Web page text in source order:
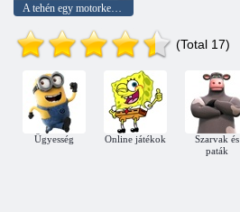
A tehén egy motorkerékpár
(Total 17)
Ügyesség Online játékok
Szarvak és
paták